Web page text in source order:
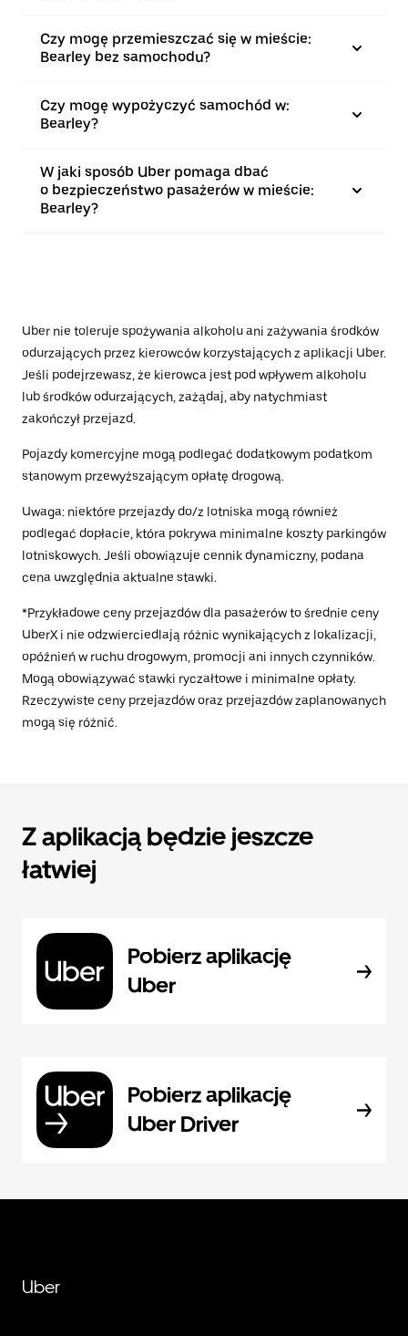
Czy mogę przemieszczać się w mieście:
Bearley bez samochodu?
Czy mogę wypożyczyć samochód w:
Bearley?
W jaki sposób Uber pomaga dbać
o bezpieczeństwo pasażerów w mieście:
Bearley?
Uber nie toleruje spożywania alkoholu ani zażywania środków
odurzających przez kierowców korzystających z aplikacji Uber.
Jeśli podejrzewasz, że kierowca jest pod wpływem alkoholu
lub środków odurzających, zażądaj, aby natychmiast
zakończył przejazd.
Pojazdy komercyjne mogą podlegać dodatkowym podatkom
stanowym przewyższającym opłatę drogową.
Uwaga: niektóre przejazdy do/z lotniska mogą również
podlegać dopłacie, która pokrywa minimalne koszty parkingów
lotniskowych. Jeśli obowiązuje cennik dynamiczny, podana
cena uwzględnia aktualne stawki.
*Przykładowe ceny przejazdów dla pasażerów to średnie ceny
UberX i nie odzwierciedlają różnic wynikających z lokalizacji,
opóźnień w ruchu drogowym, promocji ani innych czynników.
Mogą obowiązywać stawki ryczałtowe i minimalne opłaty.
Rzeczywiste ceny przejazdów oraz przejazdów zaplanowanych
mogą się różnić.
Z aplikacją będzie jeszcze
łatwiej
Pobierz aplikację
Uber
Pobierz aplikację
Uber Driver
Uber